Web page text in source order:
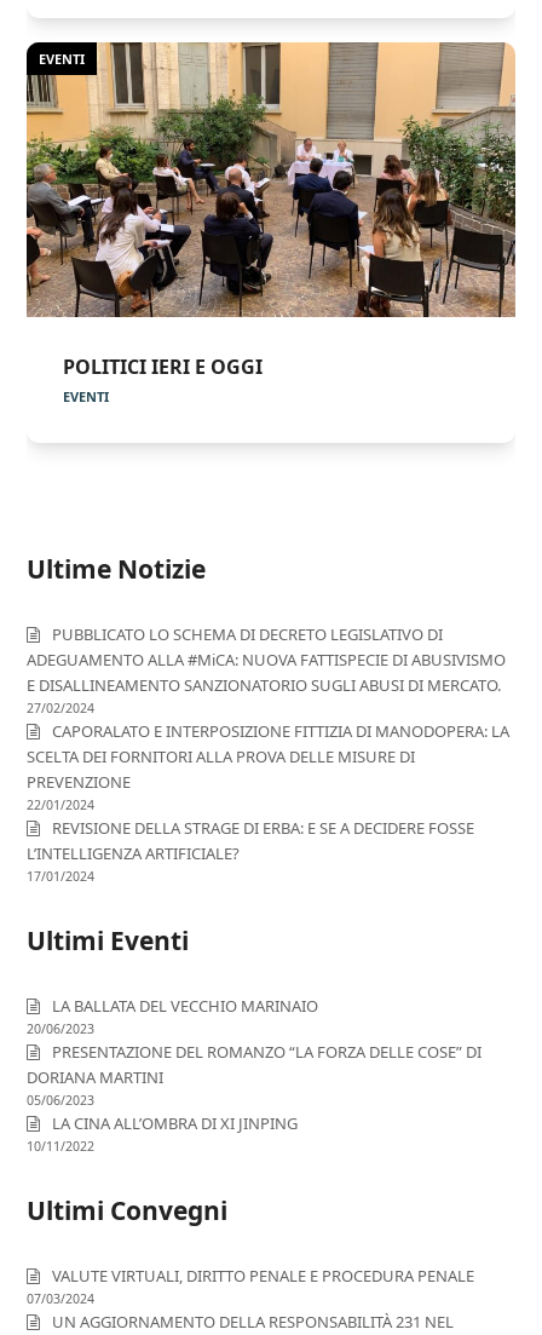
EVENTI
POLITICI IERI E OGGI
EVENTI
Ultime Notizie
PUBBLICATO LO SCHEMA DI DECRETO LEGISLATIVO DI
ADEGUAMENTO ALLA #MiCA: NUOVA FATTISPECIE DI ABUSIVISMO
E DISALLINEAMENTO SANZIONATORIO SUGLI ABUSI DI MERCATO.
27/02/2024
CAPORALATO E INTERPOSIZIONE FITTIZIA DI MANODOPERA: LA
SCELTA DEI FORNITORI ALLA PROVA DELLE MISURE DI
PREVENZIONE
22/01/2024
REVISIONE DELLA STRAGE DI ERBA: E SE A DECIDERE FOSSE
L’INTELLIGENZA ARTIFICIALE?
17/01/2024
Ultimi Eventi
LA BALLATA DEL VECCHIO MARINAIO
20/06/2023
PRESENTAZIONE DEL ROMANZO “LA FORZA DELLE COSE” DI
DORIANA MARTINI
05/06/2023
LA CINA ALL’OMBRA DI XI JINPING
10/11/2022
Ultimi Convegni
VALUTE VIRTUALI, DIRITTO PENALE E PROCEDURA PENALE
07/03/2024
UN AGGIORNAMENTO DELLA RESPONSABILITÀ 231 NEL